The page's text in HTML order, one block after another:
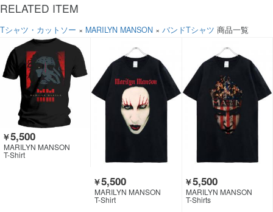
RELATED ITEM
Tシャツ・カットソー × MARILYN MANSON × バンドTシャツ 商品一覧
￥5,500
MARILYN MANSON
T-Shirt
￥5,500
MARILYN MANSON
T-Shirt
￥5,500
MARILYN MANSON
T-Shirts